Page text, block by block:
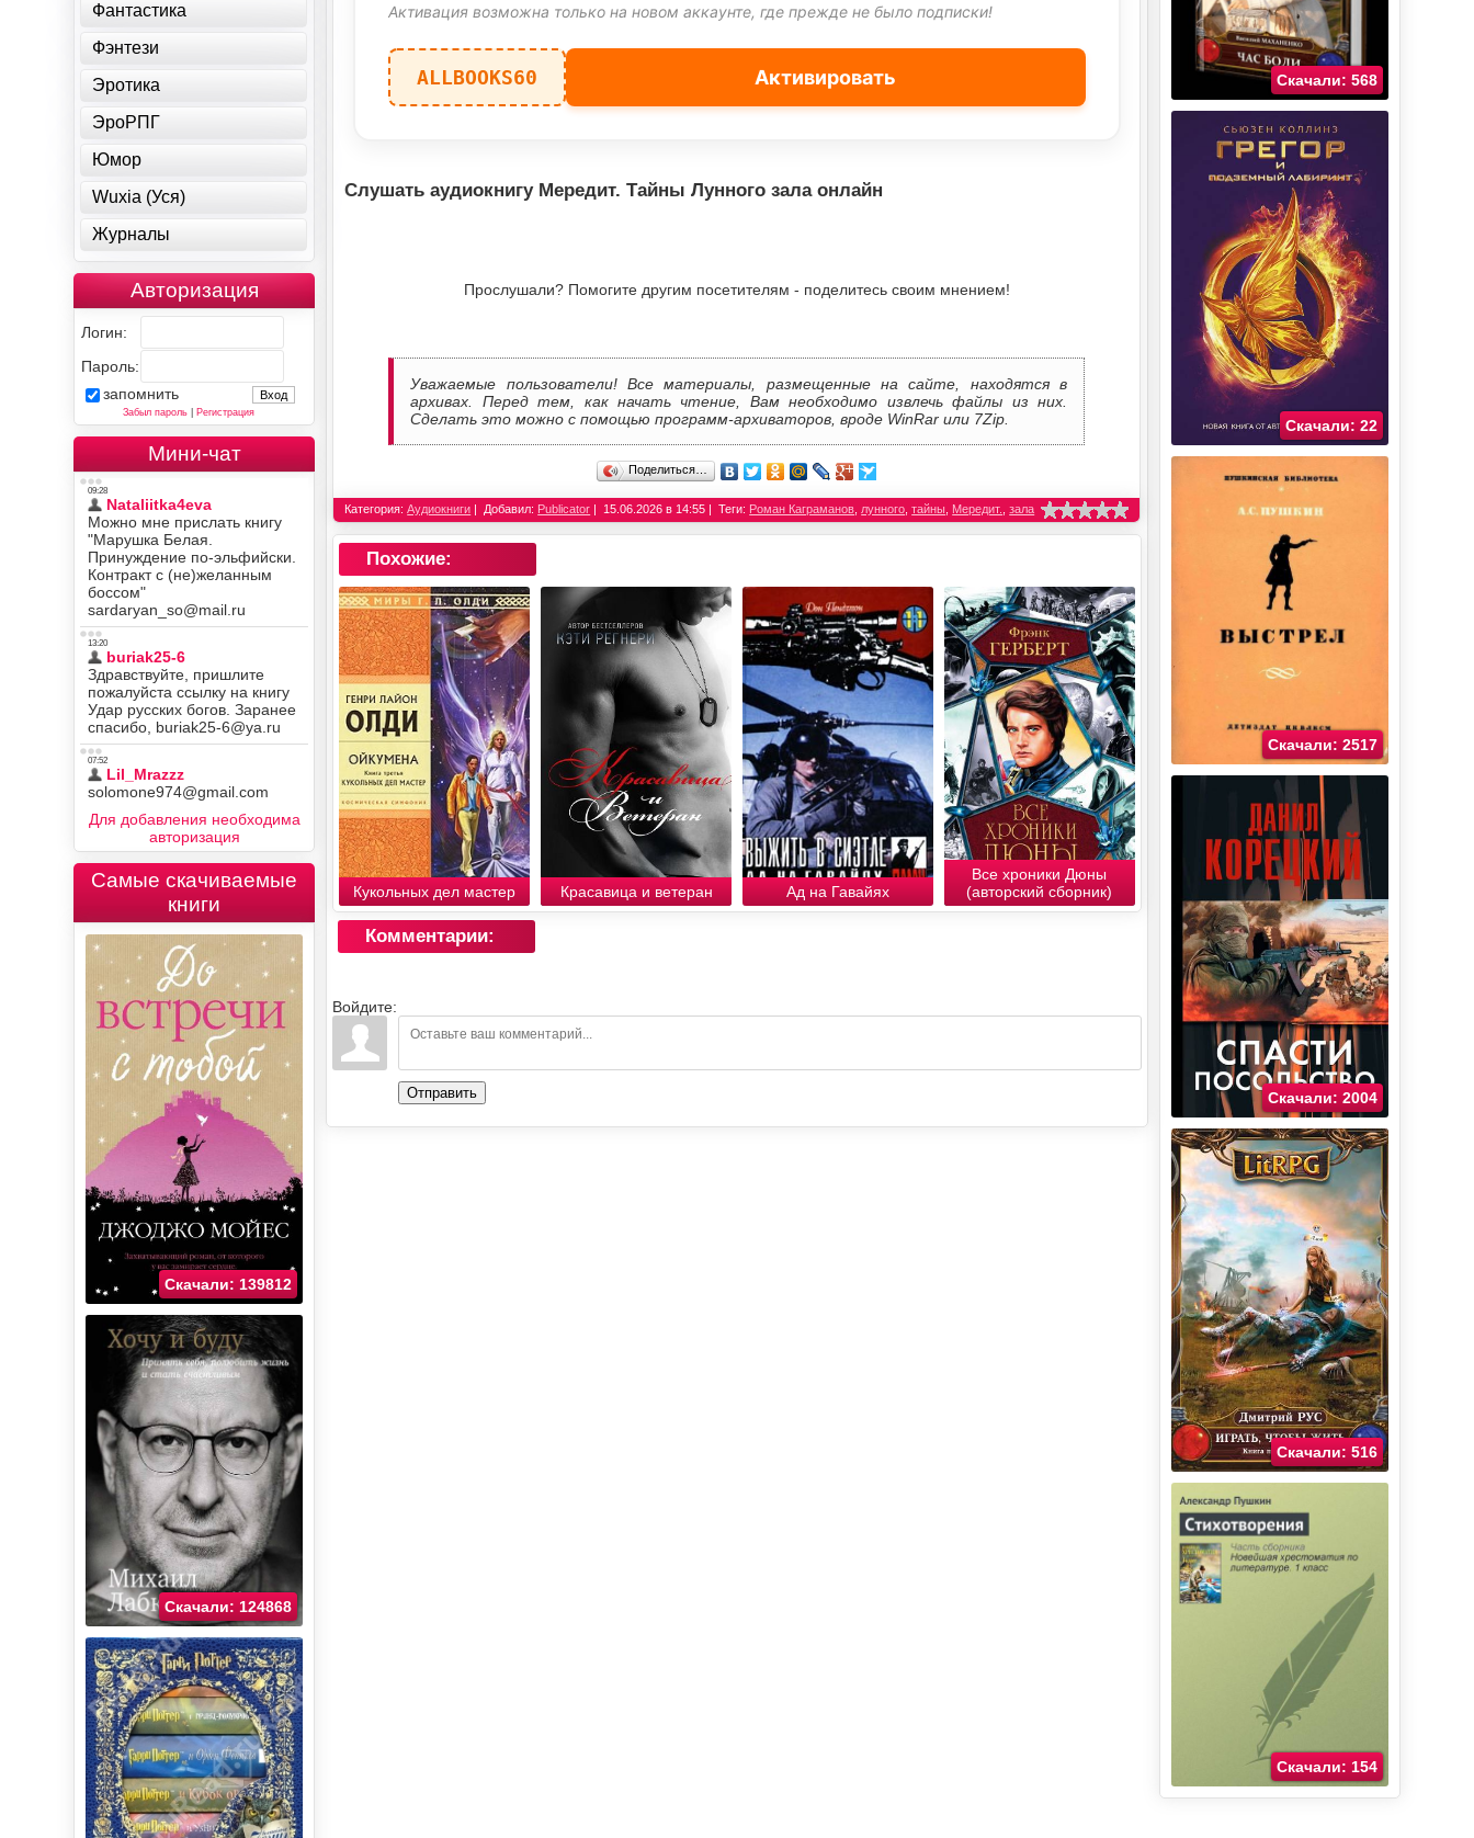
Активация возможна только на новом аккаунте, где прежде не было подписки!
ALLBOOKS60 Активировать
Слушать аудиокнигу Мередит. Тайны Лунного зала онлайн
Прослушали? Помогите другим посетителям - поделитесь своим мнением!
Уважаемые пользователи! Все материалы, размещенные на сайте, находятся в
архивах. Перед тем, как начать чтение, Вам необходимо извлечь файлы из них.
Сделать это можно с помощью программ-архиваторов, вроде WinRar или 7Zip.
Поделиться…
Категория:Аудиокниги Добавил: Publicator 15.06.2026 в 14:55 Теги: Роман Каграманов лунного ,тайны Мередит. ,зала
Похожие:
Кукольных дел мастер Красавица и ветеран Ад на Гавайях
Все хроники Дюны
(авторский сборник)
Комментарии:
Войдите:
Отправить
Фантастика
Фэнтези
Эротика
ЭроРПГ
Юмор
Wuxia (Уся)
Журналы
Авторизация
Логин:
Пароль:
запомнить
Забыл пароль| Регистрация
Мини-чат
Для добавления необходима
авторизация
Самые скачиваемые
книги
Скачали: 139812
Скачали: 124868
Скачали: 568
Скачали: 22
Скачали: 2517
Скачали: 2004
Скачали: 516
Скачали: 154